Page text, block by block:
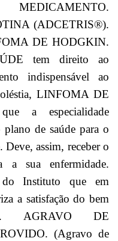
MEDICAMENTO.
(ADCETRIS®).
DE HODGKIN.
tem direito ao
indispensável ao
LINFOMA DE
a especialidade
de saúde para o
assim, receber o
a sua enfermidade.
do Instituto que em
a satisfação do bem
AGRAVO DE
(Agravo de